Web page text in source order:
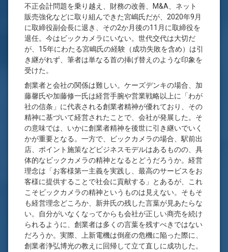
不正会計問題を乗り越え、財務の改善、M&A、ネット
販売強化などに取り組んできた宮嶋氏だが、2020年9月
に取締役副会長に退き、その2か月後の11月に取締役を
退任。今はビックカメラにいない。世代交代は大切だ
が、15年にわたる宮嶋氏の経験（成功失敗を含め）は引
き継がれず、筆者は単なる首の挿げ替えのような印象を
受けた。
創業者と会社の関係は難しい。ケーズデンキの場合、加
藤馨氏や加藤修一氏は経営手腕や営業戦略以上に「わが
社の信条」に代表される創業者精神が優れており、その
精神に基づいて経営されたことで、会社が発展した。そ
の意味では、いかに創業者精神を後世に引き継いでいく
かが重要となる。一方で、ビックカメラの場合、駅前出
店、ポイント施策などビジネスモデルはあるものの、具
体的なビックカメラの精神となるとどうだろうか。経営
理念は「お客様第一主義を実践し、最高のサービスをお
客様に提供することで社会に貢献する」とあるが、これ
こそビックカメラの精神というものは見えない。そもそ
も経営理念どころか、新井氏の残した言葉が見あたらな
い。自分がいなくなってからも会社が正しい商売を続け
られるように、創業者は多くの言葉を残すべきではない
だろうか。実際、上新電機は倒産の危機に陥った際に、
創業者浄弘博光の教えに回帰して立て直しに成功した。